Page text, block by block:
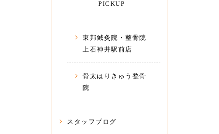
PICKUP
東邦鍼灸院・整骨院
上石神井駅前店
骨太はりきゅう整骨
院
スタッフブログ